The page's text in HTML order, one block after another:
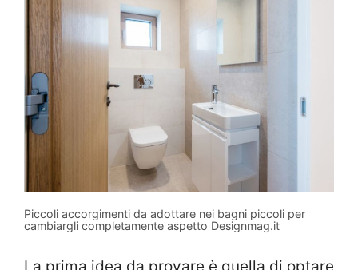
Piccoli accorgimenti da adottare nei bagni piccoli per
cambiargli completamente aspetto Designmag.it